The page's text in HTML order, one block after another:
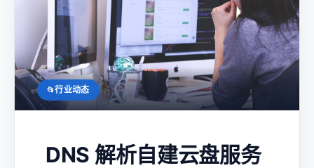
行业动态
DNS 解析自建云盘服务